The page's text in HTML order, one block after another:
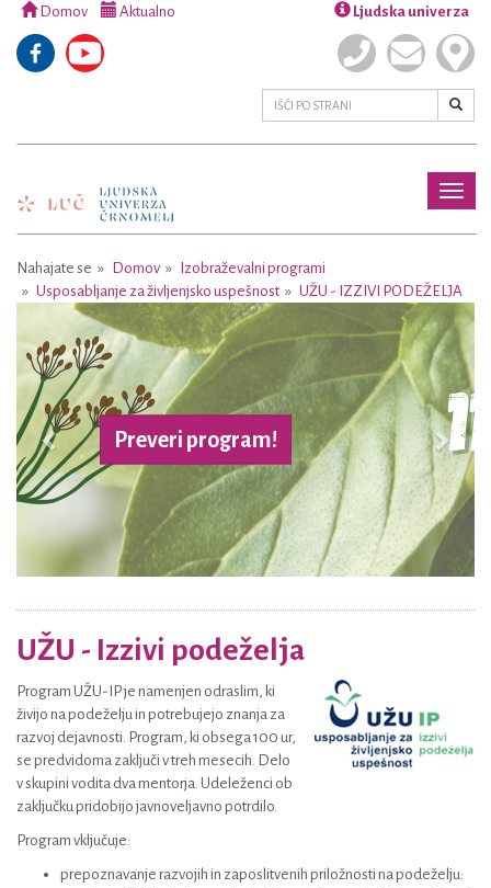
Domov Aktualno Ljudska univerza
Nahajate se Domov
Izobraževalni programi
Usposabljanje za življenjsko uspešnost
UŽU - IZZIVI PODEŽELJA
Preveri program!
Previous Next
UŽU - Izzivi podeželja
Program UŽU-IP je namenjen odraslim, ki
živijo na podeželju in potrebujejo znanja za
razvoj dejavnosti. Program, ki obsega 100 ur,
se predvidoma zaključi v treh mesecih. Delo
v skupini vodita dva mentorja. Udeleženci ob
zaključku pridobijo javnoveljavno potrdilo.
Program vključuje:
prepoznavanje razvojih in zaposlitvenih priložnosti na podeželju: